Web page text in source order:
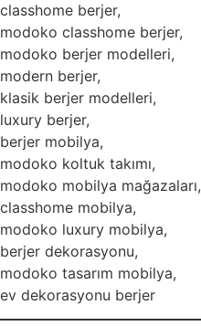
classhome berjer,
modoko classhome berjer,
modoko berjer modelleri,
modern berjer,
klasik berjer modelleri,
luxury berjer,
berjer mobilya,
modoko koltuk takımı,
modoko mobilya mağazaları,
classhome mobilya,
modoko luxury mobilya,
berjer dekorasyonu,
modoko tasarım mobilya,
ev dekorasyonu berjer